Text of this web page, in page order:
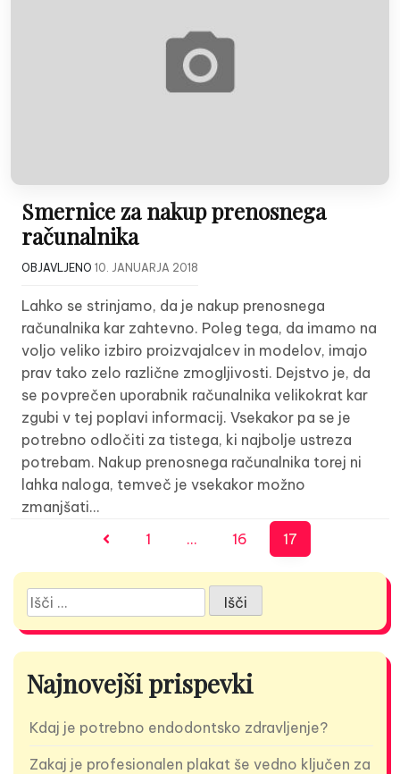
Smernice za nakup prenosnega
računalnika
OBJAVLJENO 10. JANUARJA 2018
Lahko se strinjamo, da je nakup prenosnega
računalnika kar zahtevno. Poleg tega, da imamo na
voljo veliko izbiro proizvajalcev in modelov, imajo
prav tako zelo različne zmogljivosti. Dejstvo je, da
se povprečen uporabnik računalnika velikokrat kar
zgubi v tej poplavi informacij. Vsekakor pa se je
potrebno odločiti za tistega, ki najbolje ustreza
potrebam. Nakup prenosnega računalnika torej ni
lahka naloga, temveč je vsekakor možno
zmanjšati…
Številčenje
prispevkov
1 … 16 17
Išči:
Najnovejši prispevki
Kdaj je potrebno endodontsko zdravljenje?
Zakaj je profesionalen plakat še vedno ključen za